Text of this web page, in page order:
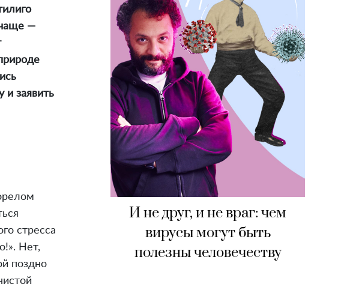
И не друг, и не враг: чем
вирусы могут быть
полезны человечеству
чаще —
заявить
стресса
Нет,
поздно